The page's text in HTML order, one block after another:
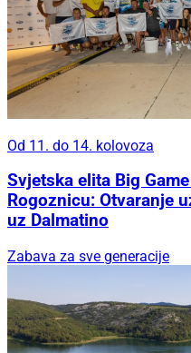
Od 11. do 14. kolovoza
Svjetska elita Big
Rogoznicu: Otvaranje
uz Dalmatino
Zabava za sve generacije